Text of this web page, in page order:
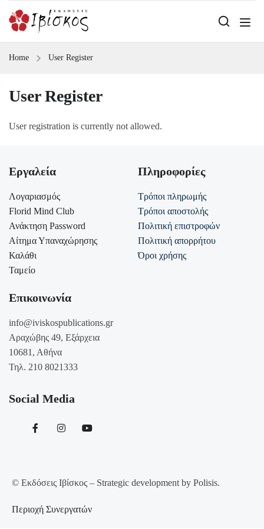
Home User Register
User Register
User registration is currently not allowed.
Εργαλεία
Λογαριασμός
Florid Mind Club
Ανάκτηση Password
Αίτημα Υπαναχώρησης
Καλάθι
Ταμείο
Πληροφορίες
Τρόποι πληρωμής
Τρόποι αποστολής
Πολιτική επιστροφών
Πολιτική απορρήτου
Όροι χρήσης
Επικοινωνία
info@iviskospublications.gr
Αραχώβης 49, Εξάρχεια
10681, Αθήνα
Τηλ. 210 8021333
Social Media
© Εκδόσεις Ιβίσκος – Strategic development by Polisis.
Περιοχή Συνεργατών